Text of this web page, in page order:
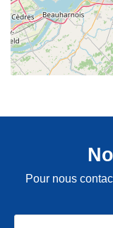
Pour nous